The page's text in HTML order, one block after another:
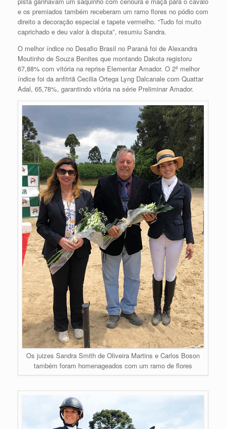
e os premiados também receberam um ramo flores no pódio com
direito a decoração especial e tapete vermelho. “Tudo foi muito
caprichado e deu valor à disputa”, resumiu Sandra.
O melhor índice no Desafio Brasil no Paraná foi de Alexandra
Moutinho de Souza Benites que montando Dakota registoru
67,88% com vitória na reprise Elementar Amador. O 2º melhor
índice foi da anfitriã Cecilia Ortega Lyng Dalcanale com Quattar
Adal, 65,78%, garantindo vitória na série Preliminar Amador.
Os juizes Sandra Smith de Oliveira Martins e Carlos Boson
também foram homenageados com um ramo de flores